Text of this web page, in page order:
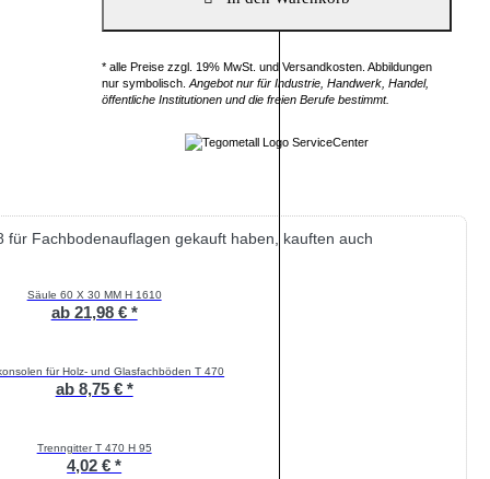
* alle Preise zzgl. 19% MwSt. und Versandkosten. Abbildungen
nur symbolisch. Angebot nur für Industrie, Handwerk, Handel,
öffentliche Institutionen und die freien Berufe bestimmt.
für Fachbodenauflagen gekauft haben, kauften auch
Säule 60 X 30 MM H 1610
ab 21,98 € *
für Holz- und Glasfachböden T 470
ab 8,75 € *
Trenngitter T 470 H 95
4,02 € *